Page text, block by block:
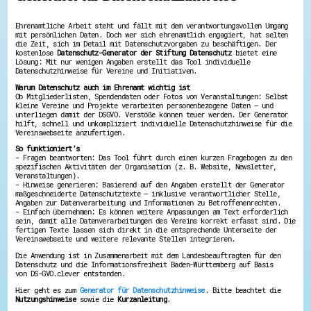
Zeig uns dein Ehrenamt
Wettbewerb | Trikotwettbewerb
Wettbewerb | 80 Jahre Hessen - Engagement
mit Herz
8 Vereine x 80 Jahre x 1.000 €
Ausgezeichnete Projekte
Menschen des Respekts
SHARE IT: Teile deine Infos!
Ehrenamts-Card Hessen
Engagement-Lotsen
Crowdfunding - Viele schaffen mehr
Förderprogramme
Ehrentag
Freiwilligenmanagement
Hessen engagiert - Digitale Themenabende
Kompetenznachweis Hessen
Service-Learning
Mach dich schlau
GEMA-Pakt
Ehrenamtliche Arbeit steht und fällt mit dem verantwortungsvollen Umgang
mit persönlichen Daten. Doch wer sich ehrenamtlich engagiert, hat selten
die Zeit, sich im Detail mit Datenschutzvorgaben zu beschäftigen. Der
kostenlose Datenschutz-Generator der Stiftung Datenschutzbietet eine
Lösung: Mit nur wenigen Angaben erstellt das Tool individuelle
Datenschutzhinweise für Vereine und Initiativen.
Warum Datenschutz auch im Ehrenamt wichtig ist
Ob Mitgliederlisten, Spendendaten oder Fotos von Veranstaltungen: Selbst
kleine Vereine und Projekte verarbeiten personenbezogene Daten – und
unterliegen damit der DSGVO. Verstöße können teuer werden. Der Generator
hilft, schnell und unkompliziert individuelle Datenschutzhinweise für die
Vereinswebseite anzufertigen.
So funktioniert’s
- Fragen beantworten: Das Tool führt durch einen kurzen Fragebogen zu den
spezifischen Aktivitäten der Organisation (z. B. Website, Newsletter,
Veranstaltungen).
- Hinweise generieren: Basierend auf den Angaben erstellt der Generator
maßgeschneiderte Datenschutztexte – inklusive verantwortlicher Stelle,
Angaben zur Datenverarbeitung und Informationen zu Betroffenenrechten.
- Einfach übernehmen: Es können weitere Anpassungen am Text erforderlich
sein, damit alle Datenverarbeitungen des Vereins korrekt erfasst sind. Die
fertigen Texte lassen sich direkt in die entsprechende Unterseite der
Vereinswebseite und weitere relevante Stellen integrieren.
Die Anwendung ist in Zusammenarbeit mit dem Landesbeauftragten für den
Datenschutz und die Informationsfreiheit Baden-Württemberg auf Basis
von DS-GVO.clever entstanden.
Hier geht es zum Generator für Datenschutzhinweise. Bitte beachtet die
Nutzungshinweisesowie die Kurzanleitung.